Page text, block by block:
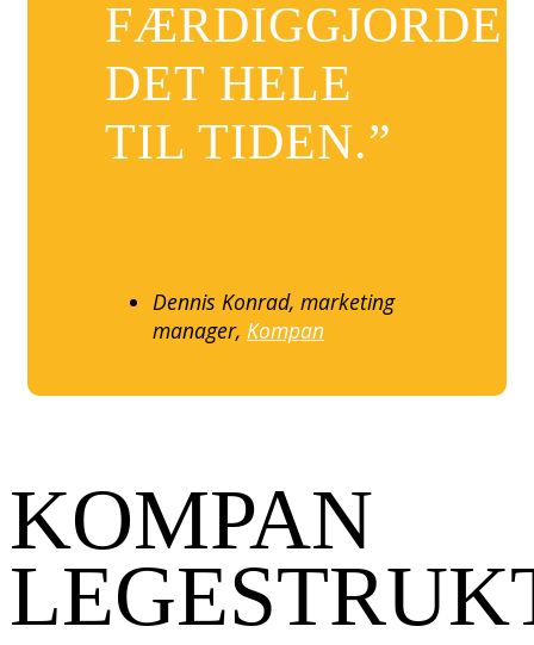
FÆRDIGGJORDE
DET HELE
TIL TIDEN.”
Dennis Konrad, marketing
manager, Kompan
KOMPAN